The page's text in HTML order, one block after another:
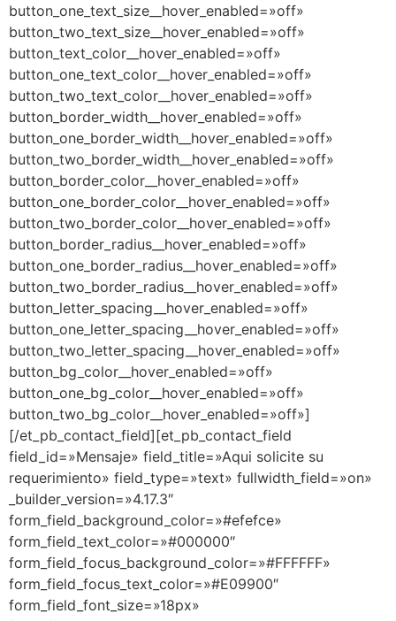
button_one_text_size__hover_enabled=»off»
button_two_text_size__hover_enabled=»off»
button_text_color__hover_enabled=»off»
button_one_text_color__hover_enabled=»off»
button_two_text_color__hover_enabled=»off»
button_border_width__hover_enabled=»off»
button_one_border_width__hover_enabled=»off»
button_two_border_width__hover_enabled=»off»
button_border_color__hover_enabled=»off»
button_one_border_color__hover_enabled=»off»
button_two_border_color__hover_enabled=»off»
button_border_radius__hover_enabled=»off»
button_one_border_radius__hover_enabled=»off»
button_two_border_radius__hover_enabled=»off»
button_letter_spacing__hover_enabled=»off»
button_one_letter_spacing__hover_enabled=»off»
button_two_letter_spacing__hover_enabled=»off»
button_bg_color__hover_enabled=»off»
button_one_bg_color__hover_enabled=»off»
button_two_bg_color__hover_enabled=»off»]
[/et_pb_contact_field][et_pb_contact_field
field_id=»Mensaje» field_title=»Aqui solicite su
requerimiento» field_type=»text» fullwidth_field=»on»
_builder_version=»4.17.3″
form_field_background_color=»#efefce»
form_field_text_color=»#000000″
form_field_focus_background_color=»#FFFFFF»
form_field_focus_text_color=»#E09900″
form_field_font_size=»18px»